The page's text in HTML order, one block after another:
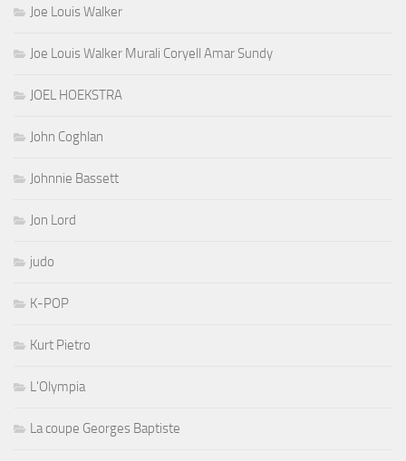
Joe Louis Walker
Joe Louis Walker Murali Coryell Amar Sundy
JOEL HOEKSTRA
John Coghlan
Johnnie Bassett
Jon Lord
judo
K-POP
Kurt Pietro
L'Olympia
La coupe Georges Baptiste